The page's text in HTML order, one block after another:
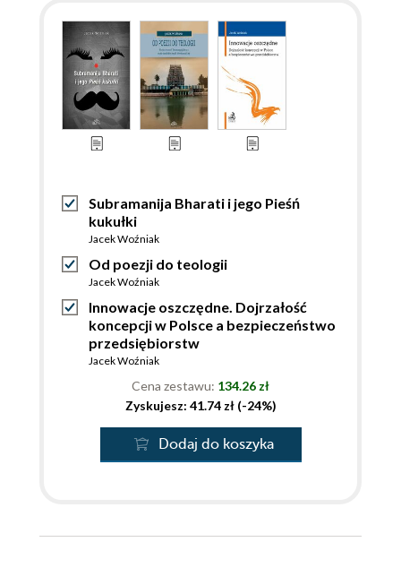
Subramanija Bharati i jego Pieśń
kukułki
Jacek Woźniak
Od poezji do teologii
Jacek Woźniak
Innowacje oszczędne. Dojrzałość
koncepcji w Polsce a bezpieczeństwo
przedsiębiorstw
Jacek Woźniak
Cena zestawu: 134.26 zł
Zyskujesz: 41.74 zł (-24%)
Dodaj do koszyka